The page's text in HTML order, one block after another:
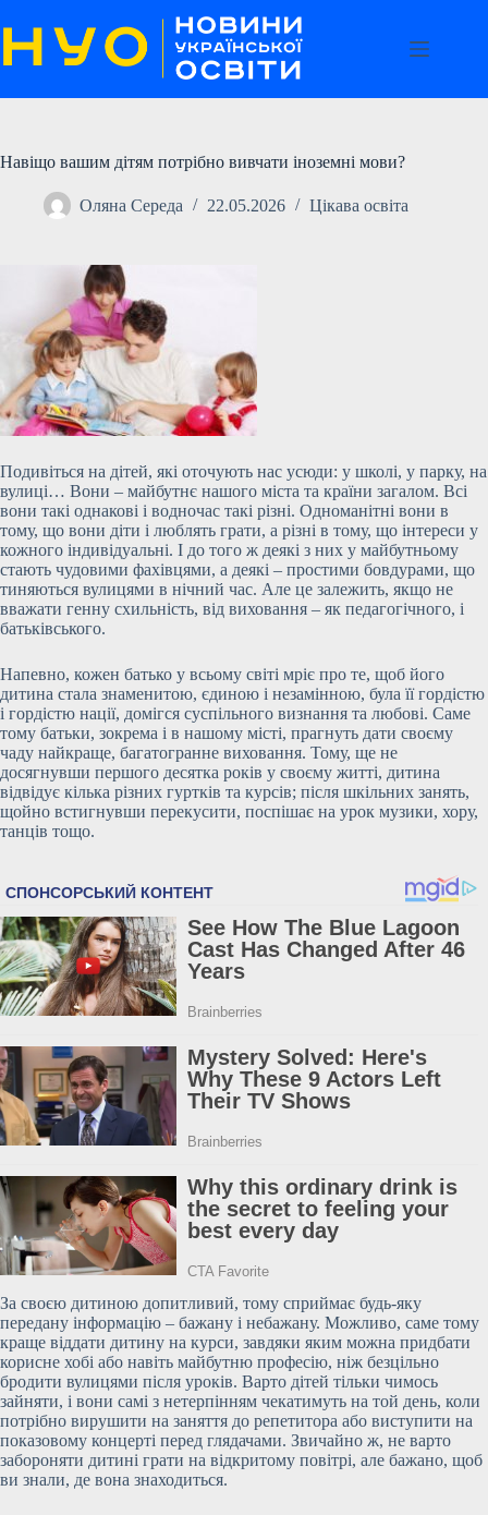
до
вмісту
Навіщо вашим дітям потрібно вивчати іноземні мови?
Оляна Середа 22.05.2026 Цікава освіта
Подивіться на дітей, які оточують нас усюди: у школі, у парку, на
вулиці… Вони – майбутнє нашого міста та країни загалом. Всі
вони такі однакові і водночас такі різні. Одноманітні вони в
тому, що вони діти і люблять грати, а різні в тому, що інтереси у
кожного індивідуальні. І до того ж деякі з них у майбутньому
стають чудовими фахівцями, а деякі – простими бовдурами, що
тиняються вулицями в нічний час. Але це залежить, якщо не
вважати генну схильність, від виховання – як педагогічного, і
батьківського.
Напевно, кожен батько у всьому світі мріє про те, щоб його
дитина стала знаменитою, єдиною і незамінною, була її гордістю
і гордістю нації, домігся суспільного визнання та любові. Саме
тому батьки, зокрема і в нашому місті, прагнуть дати своєму
чаду найкраще, багатогранне виховання. Тому, ще не
досягнувши першого десятка років у своєму житті, дитина
відвідує кілька різних гуртків та курсів; після шкільних занять,
щойно встигнувши перекусити, поспішає на урок музики, хору,
танців тощо.
За своєю дитиною допитливий, тому сприймає будь-яку
передану інформацію – бажану і небажану. Можливо, саме тому
краще віддати дитину на курси, завдяки яким можна придбати
корисне хобі або навіть майбутню професію, ніж безцільно
бродити вулицями після уроків. Варто дітей тільки чимось
зайняти, і вони самі з нетерпінням чекатимуть на той день, коли
потрібно вирушити на заняття до репетитора або виступити на
показовому концерті перед глядачами. Звичайно ж, не варто
забороняти дитині грати на відкритому повітрі, але бажано, щоб
ви знали, де вона знаходиться.